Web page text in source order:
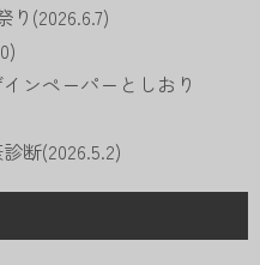
(2026.6.7)
ンペーパーとしおり
断(2026.5.2)